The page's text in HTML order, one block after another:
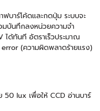
บาร์โค้ดและกดปุ่ม ระบบจะ
มบันทึกลงหน่วยความจำ
ได้ทันที อัตราเร็วประมาณ
(ความผิดพลาดร้ายแรง)
lux เพื่อให้ CCD อ่านบาร์